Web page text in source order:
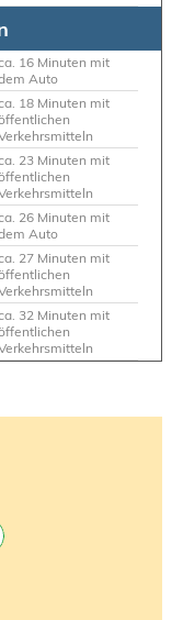
16 Minuten mit
Auto
18 Minuten mit
23 Minuten mit
26 Minuten mit
Auto
27 Minuten mit
32 Minuten mit